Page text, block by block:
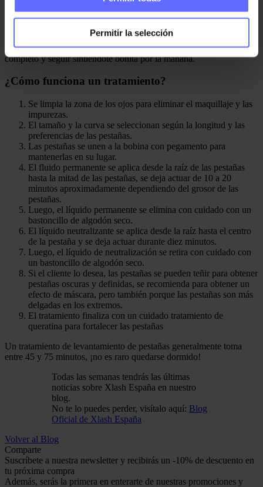
Permitir la selección
¿Qué resultados se puede esperar?
Con un tratamiento de levantamiento de pestañas, puedes obtener
pestañas naturalmente curvadas que hacen que los ojos se destaquen
y le den una apariencia más viva. Puedes omitir el rímel por
completo y seguir sintiéndote bonita por la mañana.
¿Cómo funciona un tratamiento?
Se limpia la zona de los ojos para eliminar el maquillaje y las
impurezas.
El tamaño y la curva se seleccionan según la longitud y las
preferencias de las pestañas.
Las pestañas se unen a la bobina con pegamento para
mantenerlas en su lugar.
El fluido permanente se aplica desde la raíz de las pestañas
hasta la mitad de las pestañas, se deja actuar de 10 a 20
minutos aproximadamente dependiendo del grosor de las
pestañas.
Luego, el líquido permanente se elimina con cuidado con un
bastoncillo de algodón seco.
El líquido neutralizante se aplica desde la raíz hasta el centro
de la pestaña y se deja actuar durante diez minutos.
Luego, el líquido de neutralización se retira con cuidado con
un bastoncillo de algodón seco.
Si el cliente lo desea, las pestañas se pueden teñir para obtener
pestañas oscuras y definidas, se recomienda para obtener un
efecto de máscara, pero también porque las pestañas son más
delgadas en los extremos.
El tratamiento finaliza con un cuidado tratamiento de
queratina para fortalecer las pestañas
Un tratamiento de levantamiento de pestañas generalmente toma
entre 45 y 75 minutos, ¡no es raro quedarse dormido!
Todas las semanas tendrás las últimas
noticias sobre Xlash España en nuestro
blog.
No te lo puedes perder, visítalo aquí: Blog
Oficial de Xlash España
Volver al Blog
Comparte
Suscríbete a nuestra newsletter y recibirás un -10% de descuento en
tu próxima compra
Además, serás la primera en enterarte de nuestras promociones y